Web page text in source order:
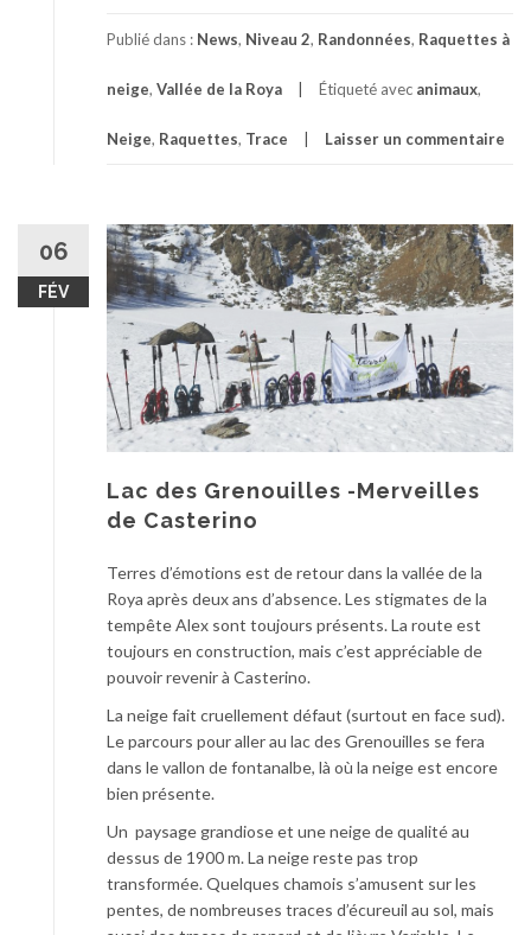
Publié dans : News, Niveau 2, Randonnées, Raquettes à
neige, Vallée de la Roya Étiqueté avec animaux,
Neige, Raquettes, Trace Laisser un commentaire
06
FÉV
Lac des Grenouilles -Merveilles
de Casterino
Terres d’émotions est de retour dans la vallée de la
Roya après deux ans d’absence. Les stigmates de la
tempête Alex sont toujours présents. La route est
toujours en construction, mais c’est appréciable de
pouvoir revenir à Casterino.
La neige fait cruellement défaut (surtout en face sud).
Le parcours pour aller au lac des Grenouilles se fera
dans le vallon de fontanalbe, là où la neige est encore
bien présente.
Un paysage grandiose et une neige de qualité au
dessus de 1900 m. La neige reste pas trop
transformée. Quelques chamois s’amusent sur les
pentes, de nombreuses traces d’écureuil au sol, mais